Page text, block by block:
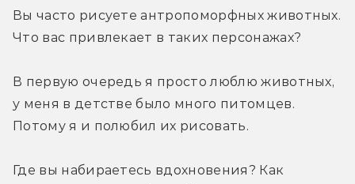
Вы часто рисуете антропоморфных животных.
Что вас привлекает в таких персонажах?
В первую очередь я просто люблю животных,
у меня в детстве было много питомцев.
Потому я и полюбил их рисовать.
Где вы набираетесь вдохновения? Как